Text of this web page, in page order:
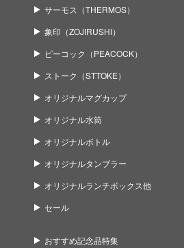
サーモス（THERMOS）
象印（ZOJIRUSHI）
ピーコック（PEACOCK）
ストーク（STTOKE）
オリジナルマグカップ
オリジナル水筒
オリジナルボトル
オリジナルタンブラー
オリジナルランチボックス他
セール
おすすめ記念品特集